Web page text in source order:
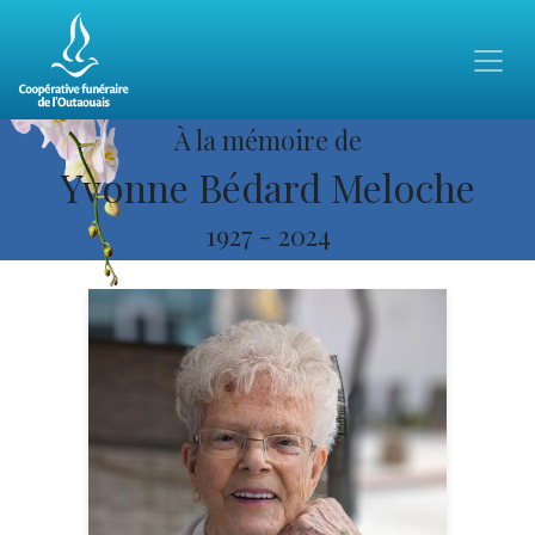
À la mémoire de
Yvonne Bédard Meloche
1927 - 2024